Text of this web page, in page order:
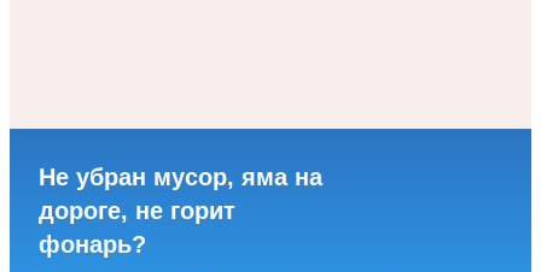
Не убран мусор, яма на
дороге, не горит
фонарь?